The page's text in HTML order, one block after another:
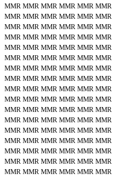
MMR MMR MMR MMR MMR MMR
MMR MMR MMR MMR MMR MMR
MMR MMR MMR MMR MMR MMR
MMR MMR MMR MMR MMR MMR
MMR MMR MMR MMR MMR MMR
MMR MMR MMR MMR MMR MMR
MMR MMR MMR MMR MMR MMR
MMR MMR MMR MMR MMR MMR
MMR MMR MMR MMR MMR MMR
MMR MMR MMR MMR MMR MMR
MMR MMR MMR MMR MMR MMR
MMR MMR MMR MMR MMR MMR
MMR MMR MMR MMR MMR MMR
MMR MMR MMR MMR MMR MMR
MMR MMR MMR MMR MMR MMR
MMR MMR MMR MMR MMR MMR
MMR MMR MMR MMR MMR MMR